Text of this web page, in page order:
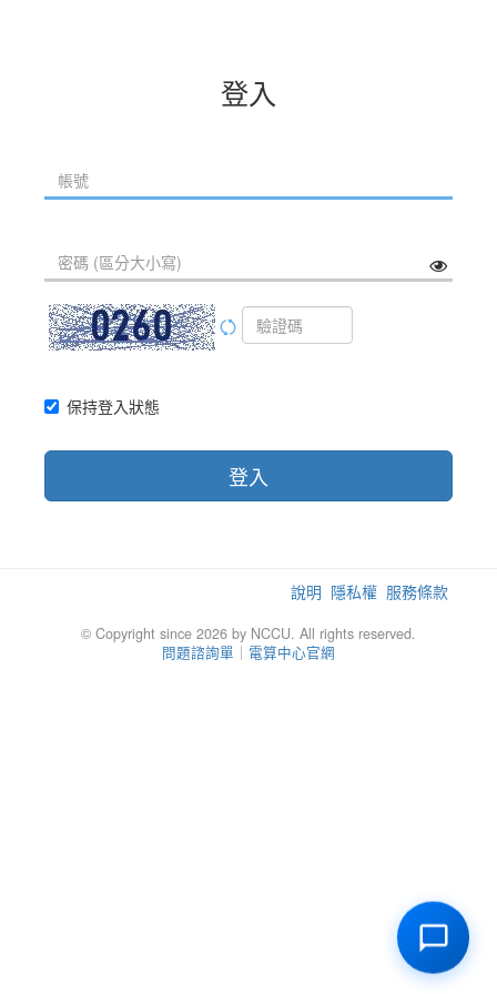
登入
保持登入狀態
登入
說明 隱私權 服務條款
© Copyright since 2026 by NCCU. All rights reserved.
問題諮詢單 ｜ 電算中心官網